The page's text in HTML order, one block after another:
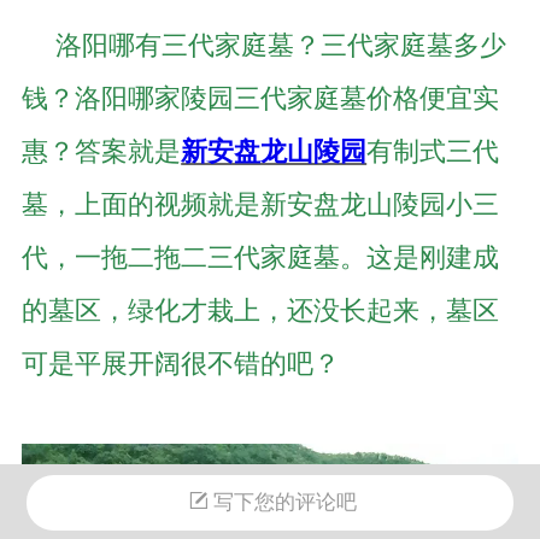
洛阳哪有三代家庭墓？三代家庭墓多少
钱？洛阳哪家陵园三代家庭墓价格便宜实
惠？答案就是新安盘龙山陵园有制式三代
墓，上面的视频就是新安盘龙山陵园小三
代，一拖二拖二三代家庭墓。这是刚建成
的墓区，绿化才栽上，还没长起来，墓区
可是平展开阔很不错的吧？
写下您的评论吧